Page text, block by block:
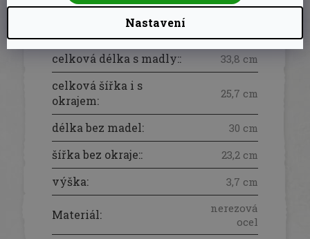
Nastavení
celková délka s madly:: 33,8 cm
celková šířka i s
okrajem: 25,7 cm
délka bez madel: 30 cm
šířka bez okraje:: 23,2 cm
výška: 3,7 cm
Materiál:
nerezová
ocel